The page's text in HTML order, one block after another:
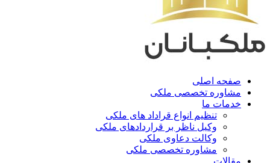
صفحه اصلی
مشاوره تخصصی ملکی
خدمات ما
تنظیم انواع قراداد های ملکی
وکیل ناظر بر قراردادهای ملکی
وکالت دعاوی ملکی
مشاوره تخصصی ملکی
مقالات